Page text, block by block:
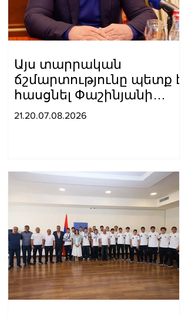
Այս տարրական
ճշմարտությունը պետք է
հասցնել Փաշինյանի
ուժայիններին և
21.20.07.08.2026